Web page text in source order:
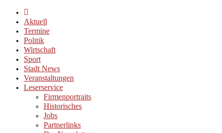
Aktuell
Termine
Politik
Wirtschaft
Sport
Stadt News
Veranstaltungen
Leserservice
Firmenportraits
Historisches
Jobs
Partnerlinks